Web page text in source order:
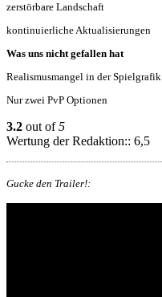
zerstörbare Landschaft
kontinuierliche Aktualisierungen
Was uns nicht gefallen hat
Realismusmangel in der Spielgrafik
Nur zwei PvP Optionen
3.2 out of5
Wertung der Redaktion:: 6,5
Gucke den Trailer!: